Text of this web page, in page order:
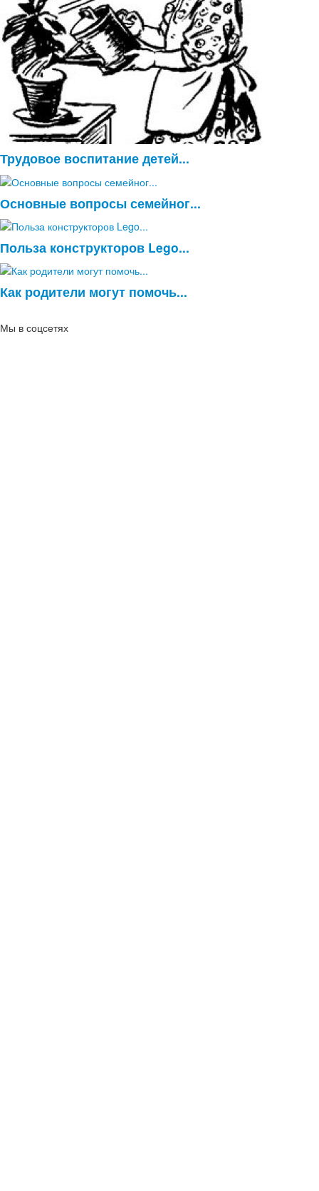
Трудовое воспитание детей...
Основные вопросы семейног...
Польза конструкторов Lego...
Как родители могут помочь...
Мы в соцсетях